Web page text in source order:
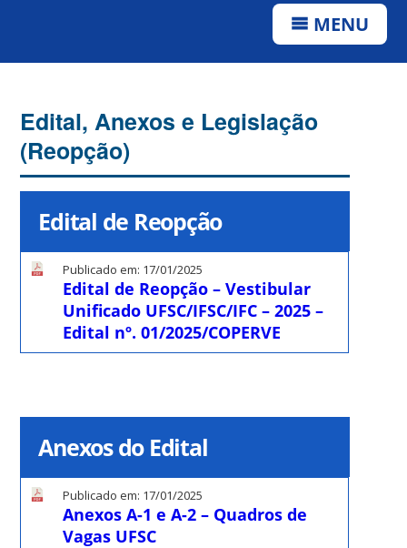
MENU
Edital, Anexos e Legislação
(Reopção)
Edital de Reopção
Publicado em: 17/01/2025
Edital de Reopção – Vestibular
Unificado UFSC/IFSC/IFC – 2025 –
Edital nº. 01/2025/COPERVE
Anexos do Edital
Publicado em: 17/01/2025
Anexos A-1 e A-2 – Quadros de
Vagas UFSC